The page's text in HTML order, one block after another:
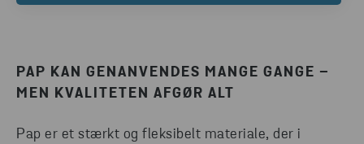
PAP KAN GENANVENDES MANGE GANGE –
MEN KVALITETEN AFGØR ALT
Pap er et stærkt og fleksibelt materiale, der i
dig.